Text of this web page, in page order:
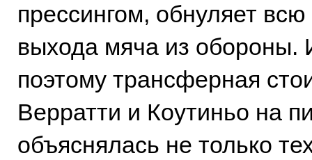
прессингом, обнуляет
выхода мяча из обороны.
поэтому трансферная
Верратти и Коутиньо на
объяснялась не только